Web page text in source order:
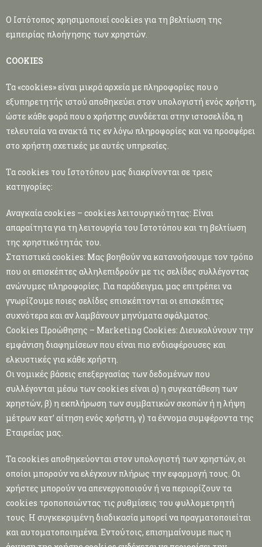
Ο Ιστότοπος χρησιμοποιεί cookies για τη βελτίωση της
εμπειρίας πλοήγησης των χρηστών.
COOKIES
Τα «cookies» είναι μικρά αρχεία με πληροφορίες που o
εξυπηρετητής ιστού αποθηκεύει στον υπολογιστή ενός χρήστη,
ώστε κάθε φορά που ο χρήστης συνδέεται στην ιστοσελίδα, η
τελευταία να ανακτά τις εν λόγω πληροφορίες και να προσφέρει
στο χρήστη σχετικές με αυτές υπηρεσίες.
Τα cookies του Ιστοτόπου μας διακρίνονται σε τρεις
κατηγορίες:
Αναγκαία cookies – cookies λειτουργικότητας: Είναι
απαραίτητα για τη λειτουργία του Ιστοτόπου και τη βελτίωση
της χρηστικότητάς του.
Στατιστικά cookies: Μας βοηθούν να κατανοήσουμε τον τρόπο
που οι επισκέπτες αλληλεπιδρούν με τις σελίδες συλλέγοντας
ανώνυμες πληροφορίες. Για παράδειγμα, μας επιτρέπει να
γνωρίζουμε ποιες σελίδες επισκέπτονται οι επισκέπτες
συχνότερα και αν λαμβάνουν μηνύματα σφάλματος.
Cookies Προώθησης – Marketing Cookies: Διευκολύνουν την
εμφάνιση διαφημίσεων που είναι πιο ενδιαφέρουσες και
ελκυστικές για κάθε χρήστη.
Οι νομικές βάσεις επεξεργασίας των δεδομένων που
συλλέγονται μέσω των cookies είναι α) η συγκατάθεση των
χρηστών, β) η εκπλήρωση των συμβατικών σκοπών ή η λήψη
μέτρων κατ’ αίτηση ενός χρήστη, γ) τα έννομα συμφέροντα της
Εταιρείας μας.
Τα cookies αποθηκεύονται στον υπολογιστή των χρηστών, οι
οποίοι μπορούν να ελέγχουν πλήρως την εφαρμογή τους. Οι
χρήστες μπορούν να απενεργοποιούν ή να περιορίζουν τα
cookies τροποποιώντας τις ρυθμίσεις του φυλλομετρητή
τους. Η συγκεκριμένη διαδικασία μπορεί να πραγματοποιείται
και αυτοματοποιημένα. Εντούτοις, επισημαίνουμε πως η